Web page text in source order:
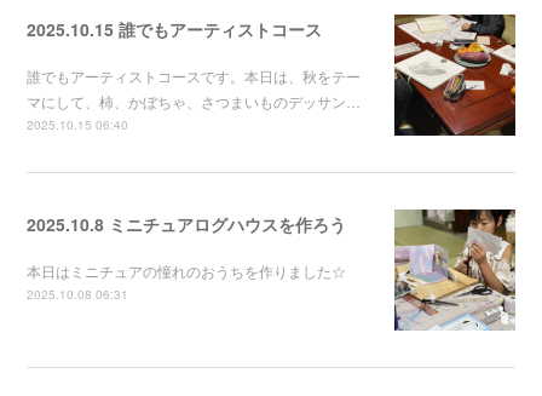
2025.10.15 誰でもアーティストコース
誰でもアーティストコースです。本日は、秋をテー
マにして、柿、かぼちゃ、さつまいものデッサン…
2025.10.15 06:40
2025.10.8 ミニチュアログハウスを作ろう
本日はミニチュアの憧れのおうちを作りました☆
2025.10.08 06:31